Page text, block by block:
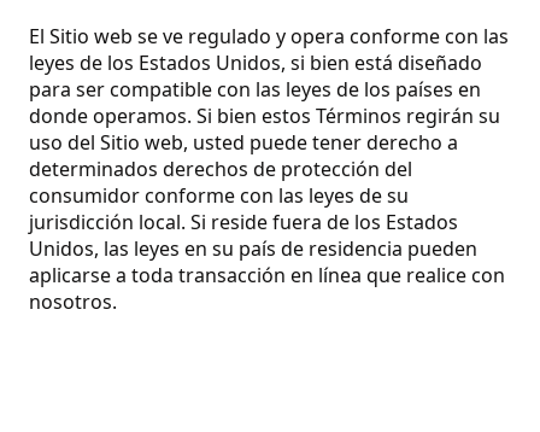
El Sitio web se ve regulado y opera conforme con las
leyes de los Estados Unidos, si bien está diseñado
para ser compatible con las leyes de los países en
donde operamos. Si bien estos Términos regirán su
uso del Sitio web, usted puede tener derecho a
determinados derechos de protección del
consumidor conforme con las leyes de su
jurisdicción local. Si reside fuera de los Estados
Unidos, las leyes en su país de residencia pueden
aplicarse a toda transacción en línea que realice con
nosotros.